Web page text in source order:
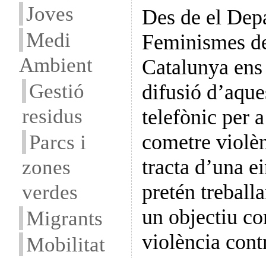
Joves
Medi
Ambient
Gestió
residus
Parcs i
zones
verdes
Migrants
Mobilitat
Des de el
Feminismes
Catalunya
difusió
telefònic per
cometre
tracta d’una
pretén
un objectiu
violència